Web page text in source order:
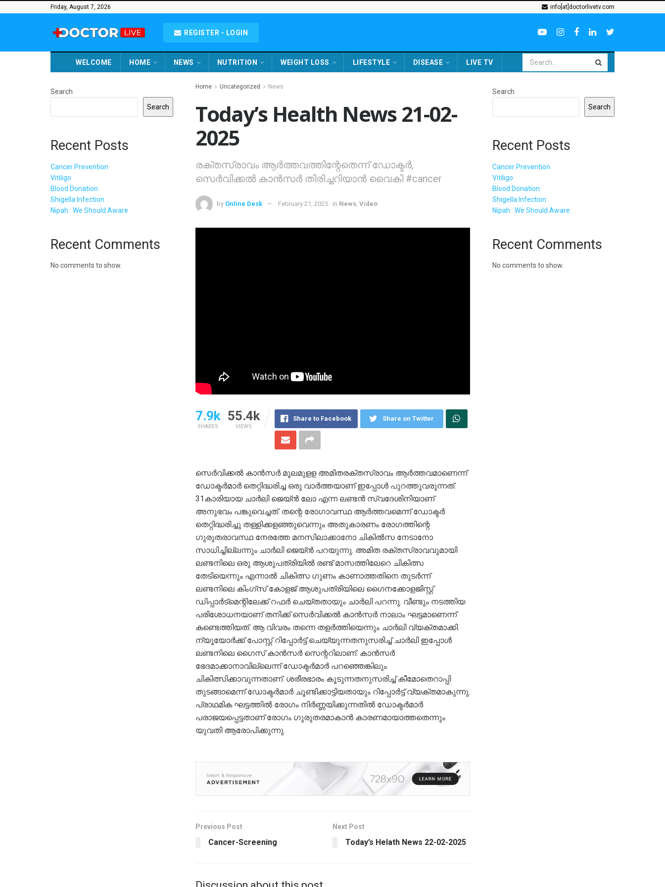
Friday, August 7, 2026 info[at]doctorlivetv.com
REGISTER - LOGIN
WELCOME HOME NEWS NUTRITION WEIGHT LOSS LIFESTYLE DISEASE LIVE TV
Home Uncategorized News
Today’s Health News 21-02-
2025
രക്തസ്രാവം ആര്‍ത്തവത്തിന്റേതെന്ന് ഡോക്ടര്‍,
സെര്‍വിക്കല്‍ കാന്‍സര്‍ തിരിച്ചറിയാന്‍ വൈകി #cancer
by Online Desk February 21, 2025 in News, Video
7.9k
SHARES
55.4k
VIEWS
Share to Facebook Share on Twitter
സെർവിക്കൽ കാൻസർ മൂലമുളള അമിതരക്തസ്രാവം ആർത്തവമാണെന്ന്
ഡോക്ടർമാർ തെറ്റിദ്ധരിച്ച ഒരു വാർത്തയാണ് ഇപ്പോൾ പുറത്തുവരുന്നത്.
31കാരിയായ ചാർലി ജെയ്ൻ ലോ എന്ന ലണ്ടൻ സ്വദേശിനിയാണ്
അനുഭവം പങ്കുവെച്ചത്. തന്റെ രോഗാവസ്ഥ ആർത്തവമെന്ന് ഡോക്ടർ
തെറ്റിദ്ധരിച്ചു തള്ളിക്കളഞ്ഞുവെന്നും അതുകാരണം രോഗത്തിന്റെ
ഗുരുതരാവസ്ഥ നേരത്തേ മനസിലാക്കാനോ ചികിൽസ നേടാനോ
സാധിച്ചില്ലന്നും ചാർലി ജെയ്ൻ പറയുന്നു. അമിത രക്തസ്രാവവുമായി
ലണ്ടനിലെ ഒരു ആശുപത്രിയിൽ രണ്ട് മാസത്തിലേറെ ചികിത്സ
തേടിയെന്നും എന്നാൽ ചികിത്സ ഗുണം കാണാത്തതിനെ തുടർന്ന്
ലണ്ടനിലെ കിംഗ്സ് കോളജ് ആശുപത്രിയിലെ ഗൈനക്കോളജിസ്റ്റ്
ഡിപ്പാർട്മെന്റിലേക്ക് റഫർ ചെയ്തതായും ചാർലി പറന്നു. വീണ്ടും നടത്തിയ
പരിശോധനയാണ് തനിക്ക് സെർവിക്കൽ കാൻസർ നാലാം ഘട്ടമാണെന്ന്
കണ്ടെത്തിയത്. ആ വിവരം തന്നെ തളർത്തിയെന്നും ചാർലി വ്യക്തമാക്കി.
ന്യൂയോർക്ക് പോസ്റ്റ് റിപ്പോർട്ട് ചെയ്യുന്നതനുസരിച്ച് ചാർലി ഇപ്പോൾ
ലണ്ടനിലെ ഗൈസ് കാൻസർ സെന്ററിലാണ്. കാൻസർ
ഭേദമാക്കാനാവില്ലെന്ന് ഡോക്ടർമാർ പറഞ്ഞെങ്കിലും
ചികിത്സിക്കാവുന്നതാണ്. ശരീരഭാരം കൂടുന്നതനുസരിച്ച് കീമോതെറാപ്പി
തുടങ്ങാമെന്ന് ഡോക്ടർമാർ ചൂണ്ടിക്കാട്ടിയതായും റിപ്പോർട്ട് വ്യക്തമാകുന്നു.
പ്രാഥമിക ഘട്ടത്തിൽ രോഗം നിർണ്ണയിക്കുന്നതിൽ ഡോക്ടർമാർ
പരാജയപ്പെട്ടതാണ് രോഗം ഗുരുതരമാകാൻ കാരണമായാത്തതെന്നും
യുവതി ആരോപിക്കുന്നു.
Previous Post
Cancer-Screening
Next Post
Today’s Helath News 22-02-2025
Search
Search
Recent Posts
Cancer Prevention
Vitiligo
Blood Donation
Shigella Infection
Nipah : We Should Aware
Recent Comments
No comments to show.
Search
Search
Recent Posts
Cancer Prevention
Vitiligo
Blood Donation
Shigella Infection
Nipah : We Should Aware
Recent Comments
No comments to show.